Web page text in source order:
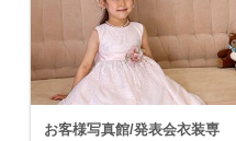
お客様写真館/発表会衣装専